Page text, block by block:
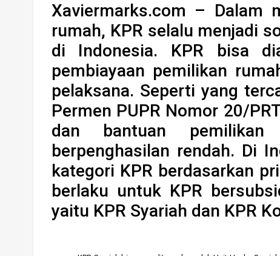
Xaviermarks.com – Dalam
rumah, KPR selalu menjadi
di Indonesia. KPR bisa
pembiayaan pemilikan
pelaksana. Seperti yang
Permen PUPR Nomor 20/
dan bantuan
berpenghasilan rendah. Di
kategori KPR berdasarkan
berlaku untuk KPR
yaitu KPR Syariah dan KPR